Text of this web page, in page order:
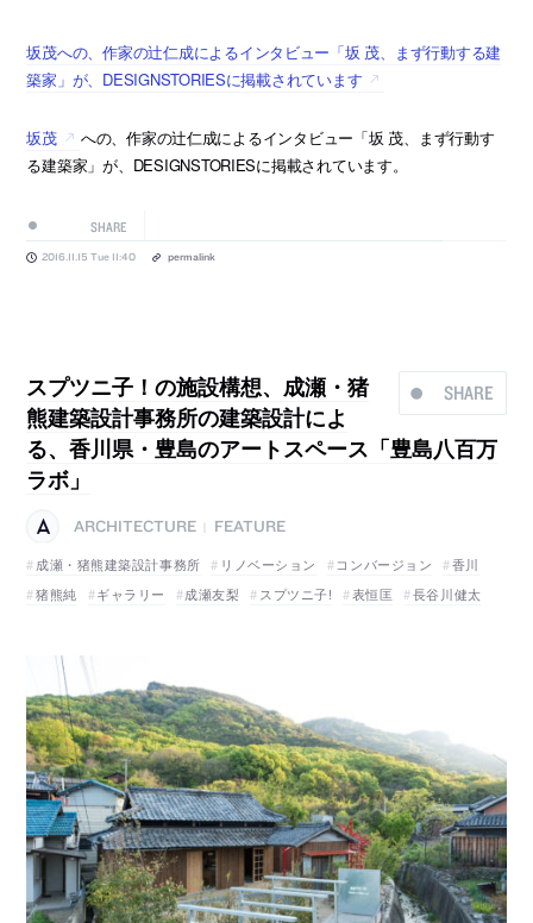
坂茂への、作家の辻仁成によるインタビュー「坂 茂、まず行動する建
築家」が、DESIGNSTORIESに掲載されています
坂茂
への、作家の辻仁成によるインタビュー「坂 茂、まず行動す
る建築家」が、DESIGNSTORIESに掲載されています。
SHARE
2016.11.15 Tue 11:40 permalink
SHARE
スプツニ子！の施設構想、成瀬・猪
熊建築設計事務所の建築設計によ
る、香川県・豊島のアートスペース「豊島八百万
ラボ」
ARCHITECTURE
FEATURE
成瀬・猪熊建築設計事務所
リノベーション コンバージョン
香川
猪熊純
ギャラリー 成瀬友梨 スプツニ子! 表恒匡 長谷川健太